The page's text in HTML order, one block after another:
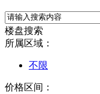
楼盘搜索
所属区域：
不限
价格区间：